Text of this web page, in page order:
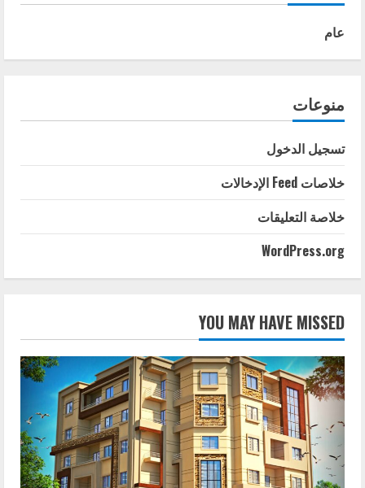
عام
منوعات
تسجيل الدخول
خلاصات Feed الإدخالات
خلاصة التعليقات
WordPress.org
YOU MAY HAVE MISSED